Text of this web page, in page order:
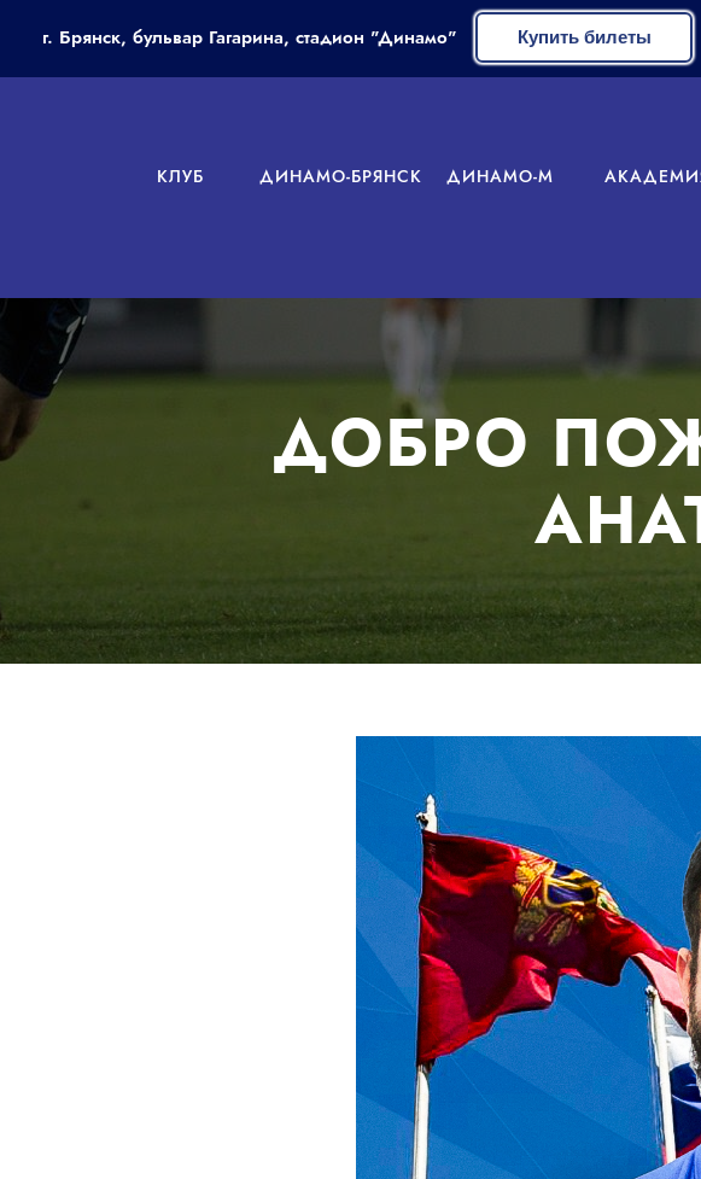
г. Брянск, бульвар Гагарина, стадион "Динамо" Купить билеты
КЛУБ ДИНАМО-БРЯНСК ДИНАМО-М
ДОБРО